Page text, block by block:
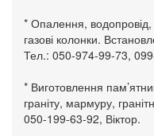
* Опалення,
газові колонки.
Тел.: 050-974-99-73,
* Виготовлення
граніту, мармуру,
050-199-63-92, Віктор.